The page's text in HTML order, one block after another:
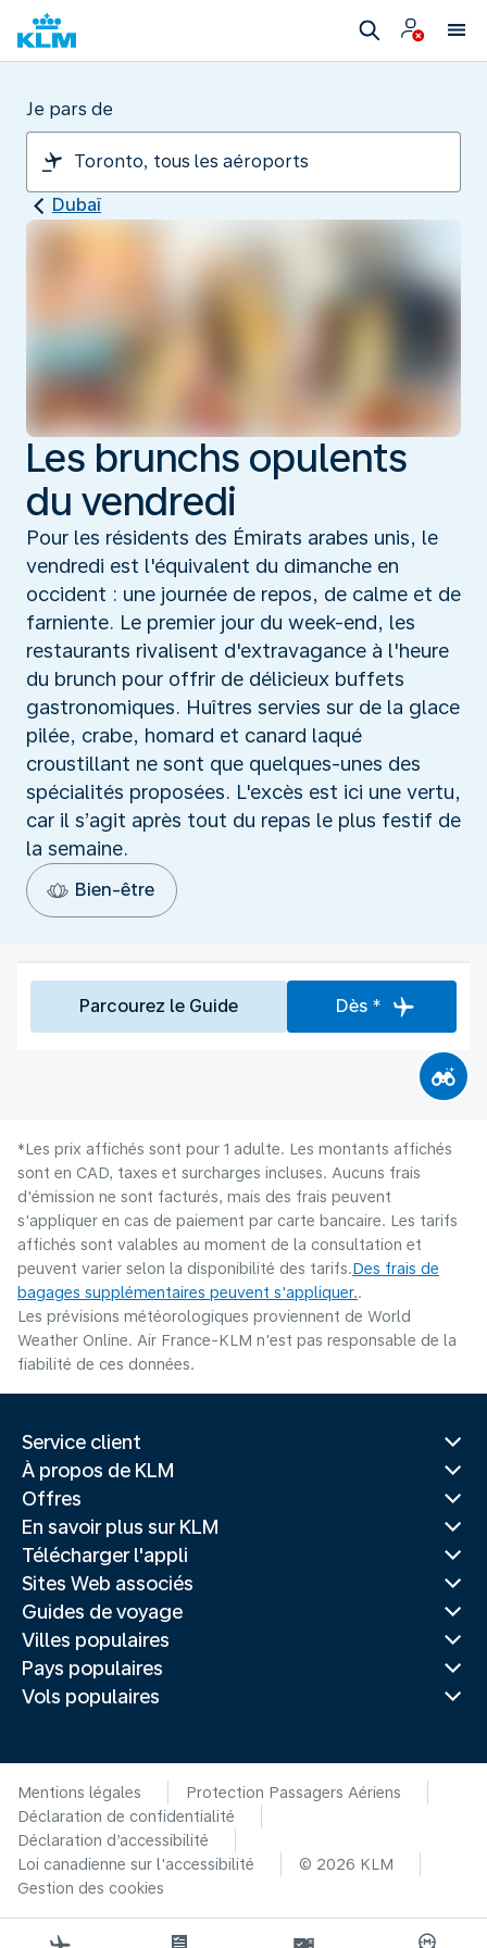
Je pars de
Dubaï
Les brunchs opulents
du vendredi
Pour les résidents des Émirats arabes unis, le
vendredi est l'équivalent du dimanche en
occident : une journée de repos, de calme et de
farniente. Le premier jour du week-end, les
restaurants rivalisent d'extravagance à l'heure
du brunch pour offrir de délicieux buffets
gastronomiques. Huîtres servies sur de la glace
pilée, crabe, homard et canard laqué
croustillant ne sont que quelques-unes des
spécialités proposées. L'excès est ici une vertu,
car il s’agit après tout du repas le plus festif de
la semaine.
Bien-être
Parcourez le Guide Dès *
*Les prix affichés sont pour 1 adulte. Les montants affichés
sont en CAD, taxes et surcharges incluses. Aucuns frais
d'émission ne sont facturés, mais des frais peuvent
s'appliquer en cas de paiement par carte bancaire. Les tarifs
affichés sont valables au moment de la consultation et
peuvent varier selon la disponibilité des tarifs.Des frais de
bagages supplémentaires peuvent s'appliquer..
Les prévisions météorologiques proviennent de World
Weather Online. Air France-KLM n'est pas responsable de la
fiabilité de ces données.
Service client
À propos de KLM
Offres
En savoir plus sur KLM
Télécharger l'appli
Sites Web associés
Guides de voyage
Villes populaires
Pays populaires
Vols populaires
Mentions légales
Protection Passagers Aériens
Déclaration de confidentialité
Déclaration d’accessibilité
Loi canadienne sur l'accessibilité
© 2026 KLM
Gestion des cookies